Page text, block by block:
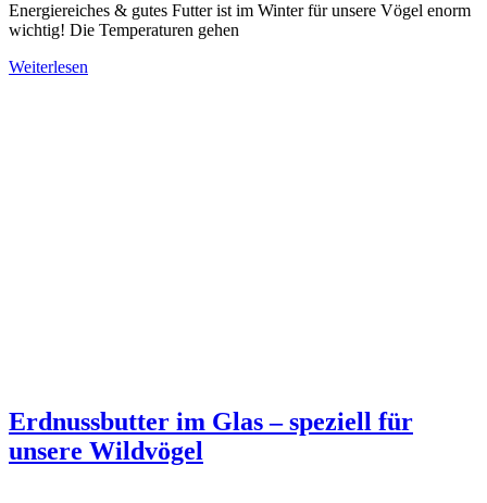
Energiereiches & gutes Futter ist im Winter für unsere Vögel enorm
wichtig! Die Temperaturen gehen
Weiterlesen
Erdnussbutter im Glas – speziell für
unsere Wildvögel